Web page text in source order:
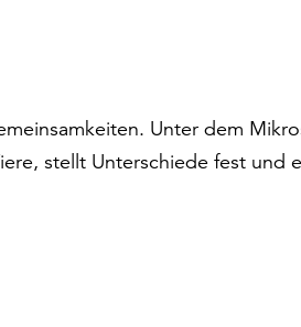
Unter dem
stellt Unterschiede fest und